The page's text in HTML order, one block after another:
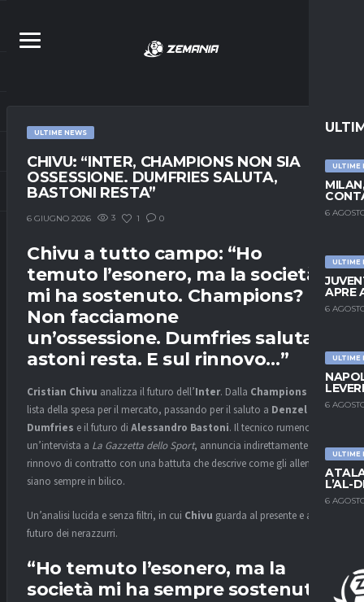
ULTIME
6
ULTIME
APRE
6
ULTIME
6
ULTIME
L’AL-
6
ULTIME NEWS
CHIVU: “INTER, CHAMPIONS NON SIA
OSSESSIONE. DUMFRIES SALUTA,
BASTONI RESTA”
6 GIUGNO 2026 3 1 0
Chivu a tutto campo: “Ho
temuto l’esonero, ma la società
mi ha sostenuto. Champions?
Non facciamone
un’ossessione. Dumfriessaluta,
astoni resta. E sul rinnovo…”
Cristian Chivu analizza il futuro dell’Inter. Dalla Champions
lista della spesa per il mercato, passando per il saluto a Denzel
Dumfries e il futuro di Alessandro Bastoni. Il tecnico rumeno, in
un’intervista a La Gazzetta dello Sport, annuncia indirettamente il
rinnovo di contratto con una battuta che descrive come gli allenatori
siano sempre in bilico.
Un’analisi lucida e senza filtri, in cui Chivu guarda al presente e al
futuro dei nerazzurri.
“Ho temuto l’esonero, ma la
società mi ha sempre sostenuto”